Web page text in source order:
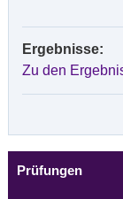
Ergebnisse:
Zu den
Prüfungen